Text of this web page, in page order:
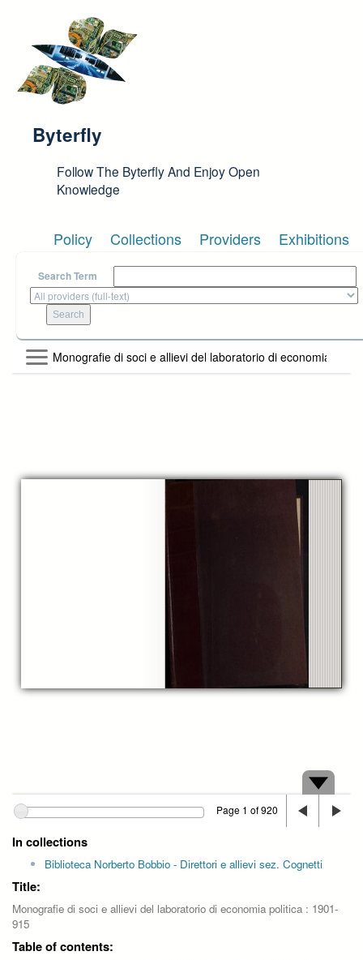
Byterfly
Follow The Byterfly And Enjoy Open
Knowledge
Policy Collections Providers Exhibitions
Search Term
Monografie di soci e allievi del laboratorio di economia
Page 1 of 920
In collections
Biblioteca Norberto Bobbio - Direttori e allievi sez. Cognetti
Title:
Monografie di soci e allievi del laboratorio di economia politica : 1901-
915
Table of contents: